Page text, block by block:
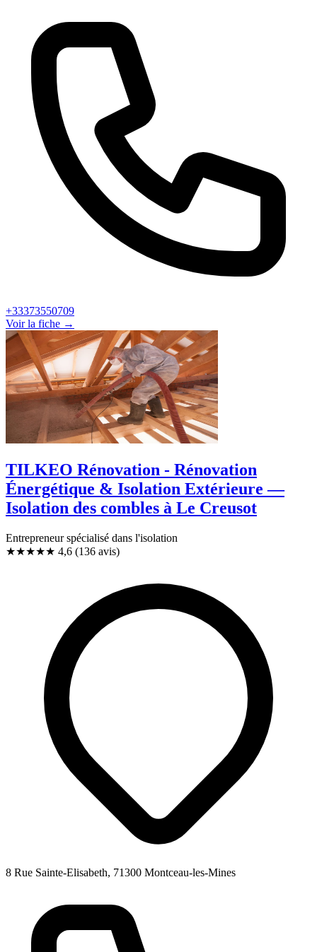
+33373550709
Voir la fiche →
TILKEO Rénovation - Rénovation
Énergétique & Isolation Extérieure —
Isolation des combles à Le Creusot
Entrepreneur spécialisé dans l'isolation
★★★★★ 4,6 (136 avis)
8 Rue Sainte-Elisabeth, 71300 Montceau-les-Mines